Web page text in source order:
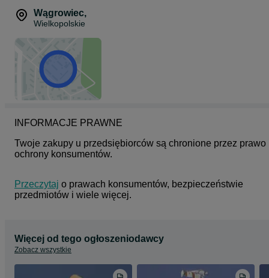
Wągrowiec,
Wielkopolskie
INFORMACJE PRAWNE
Twoje zakupy u przedsiębiorców są chronione przez prawo
ochrony konsumentów.
Przeczytaj o prawach konsumentów, bezpieczeństwie
przedmiotów i wiele więcej.
Więcej od tego ogłoszeniodawcy
Zobacz wszystkie